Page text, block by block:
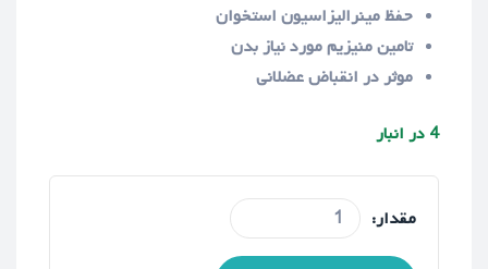
حفظ مینرالیزاسیون استخوان
تامین منیزیم مورد نیاز بدن
موثر در انقباض عضلانی
4 در انبار
مقدار: